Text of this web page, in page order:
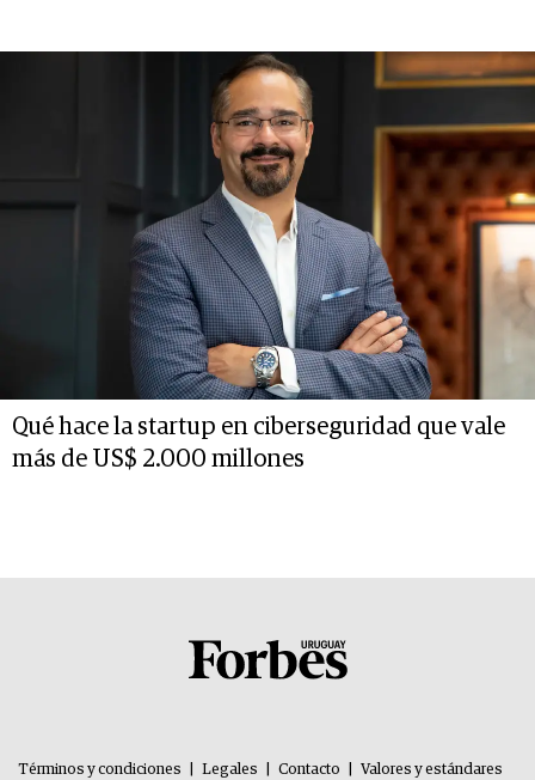
Qué hace la startup en ciberseguridad que vale
más de US$ 2.000 millones
Términos y condiciones Legales Contacto Valores y estándares